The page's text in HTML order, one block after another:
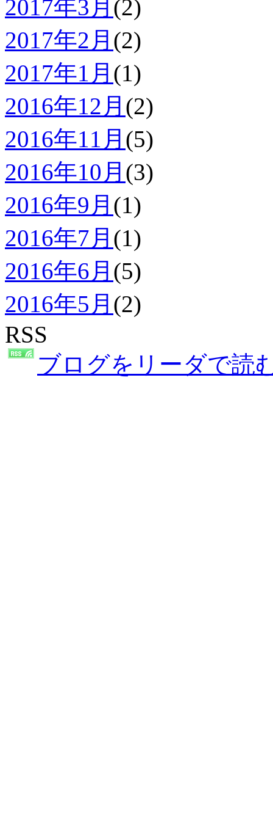
2017年3月 (2)
2017年2月 (2)
2017年1月 (1)
2016年12月 (2)
2016年11月 (5)
2016年10月 (3)
2016年9月 (1)
2016年7月 (1)
2016年6月 (5)
2016年5月 (2)
RSS
ブログをリーダで読